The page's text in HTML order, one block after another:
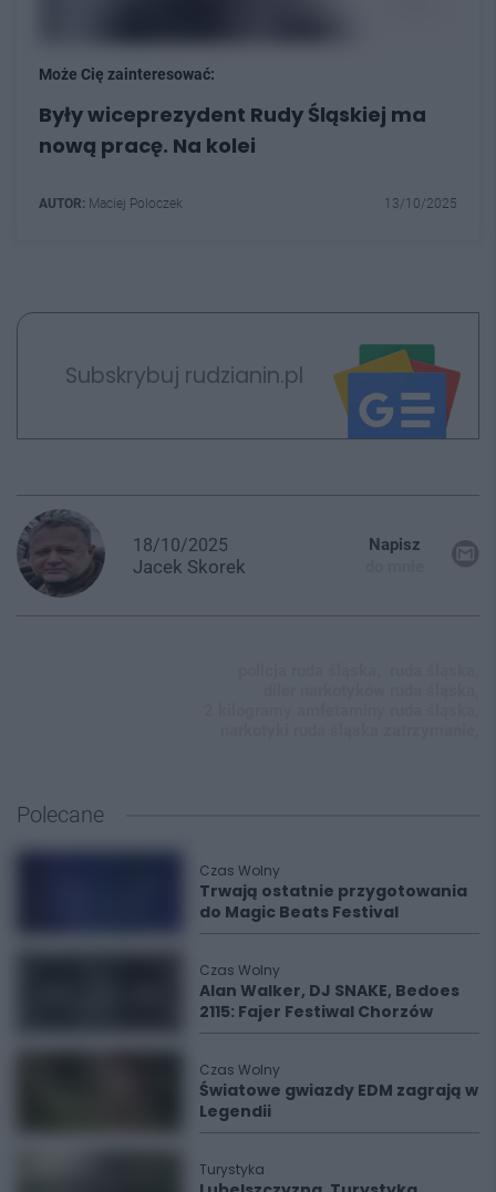
Może Cię zainteresować:
Były wiceprezydent Rudy Śląskiej ma
nową pracę. Na kolei
AUTOR: Maciej Poloczek 13/10/2025
Subskrybuj rudzianin.pl
18/10/2025
Jacek Skorek
Napisz
Polecane
Czas Wolny
Trwają ostatnie przygotowania
do Magic Beats Festival
Czas Wolny
Alan Walker, DJ SNAKE, Bedoes
2115: Fajer Festiwal Chorzów
Czas Wolny
Światowe gwiazdy EDM zagrają w
Legendii
Turystyka